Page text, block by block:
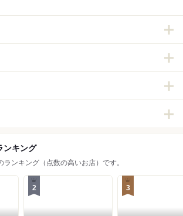
ンキング
ランキング（点数の高いお店）です。
2 3